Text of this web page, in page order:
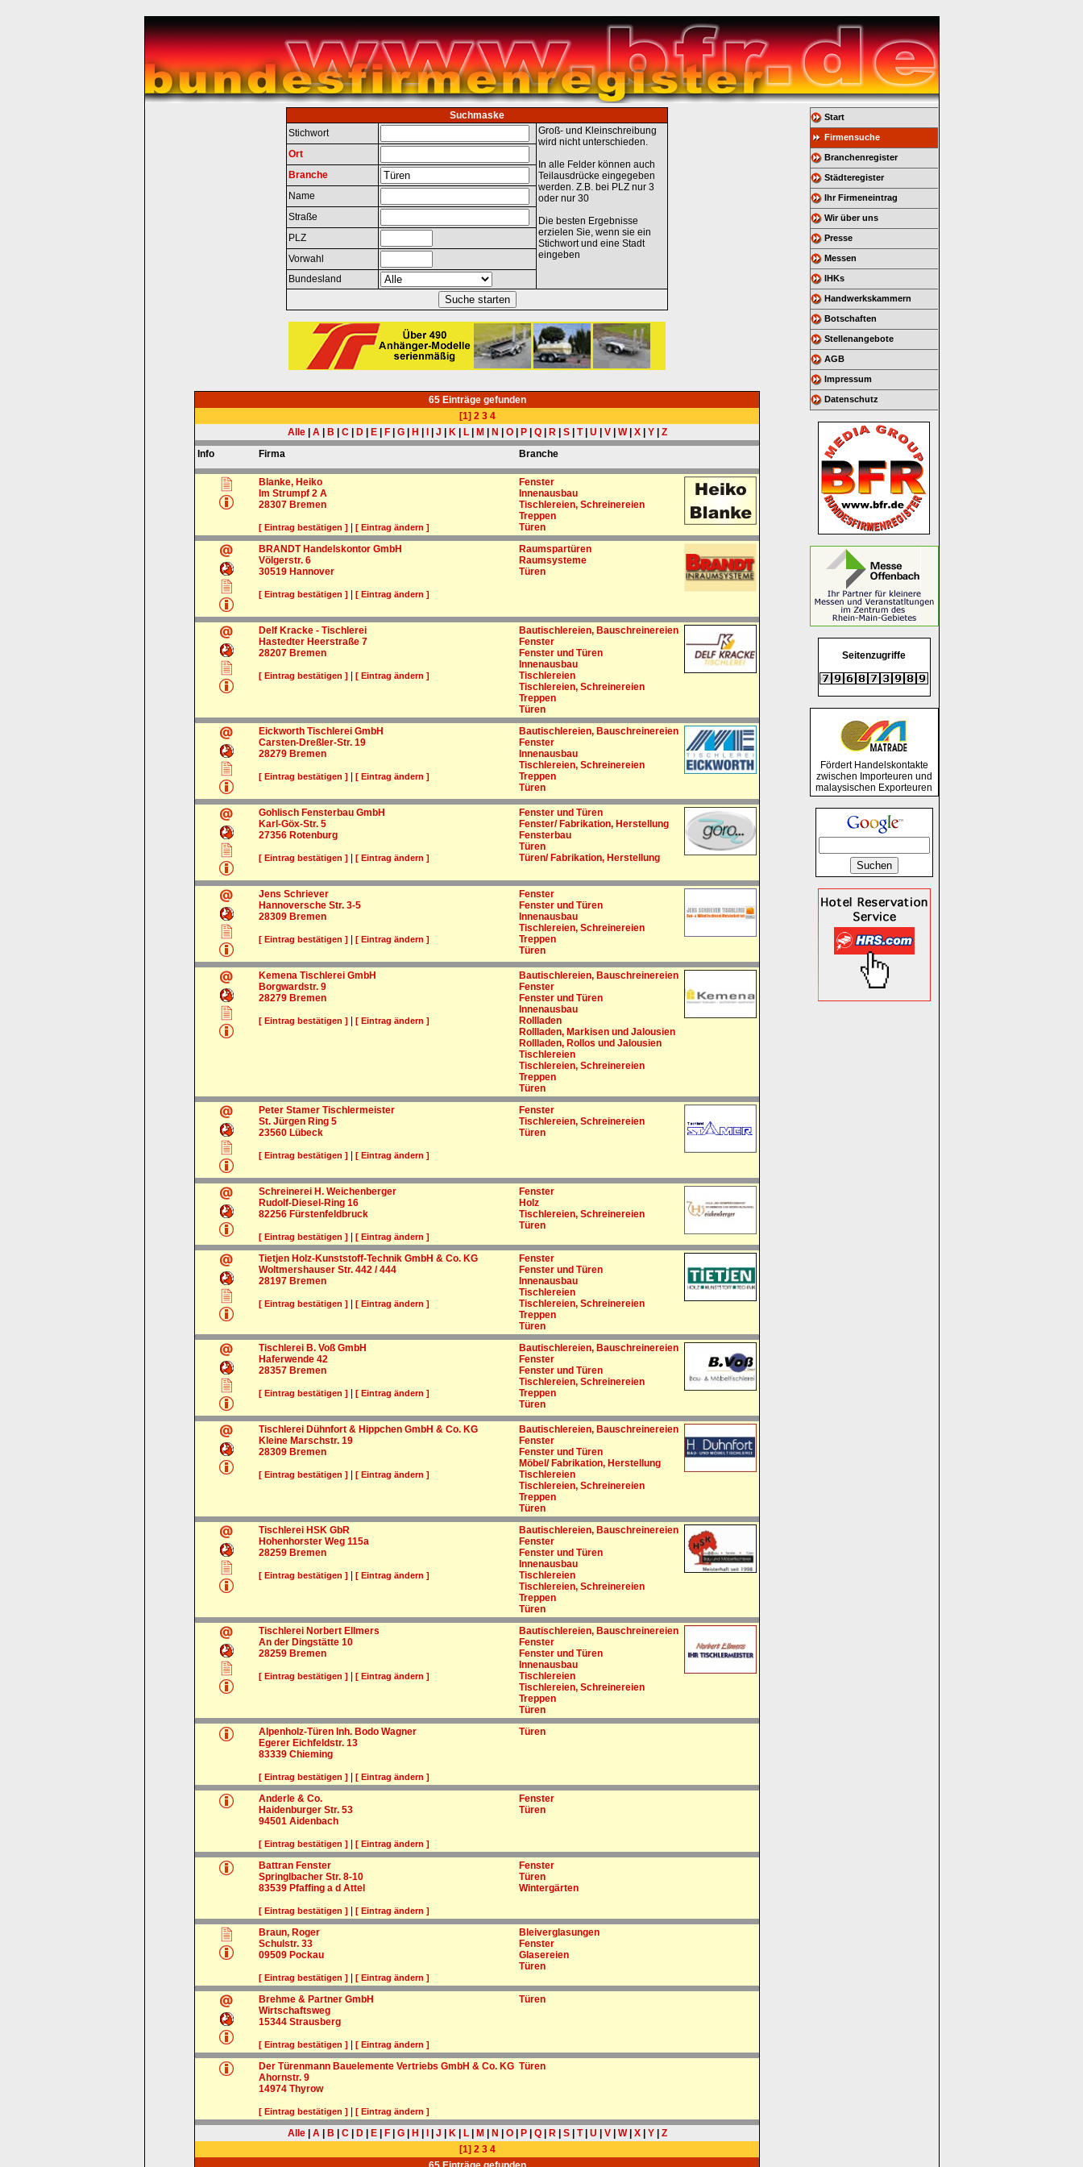
Suchmaske
Stichwort
Groß- und Kleinschreibung
wird nicht unterschieden.
In alle Felder können auch
Teilausdrücke eingegeben
werden. Z.B. bei PLZ nur 3
oder nur 30
Die besten Ergebnisse
erzielen Sie, wenn sie ein
Stichwort und eine Stadt
eingeben
Ort
Branche
Name
Straße
PLZ
Vorwahl
Bundesland
65 Einträge gefunden
[1] 2 3 4
Alle| A| B C| D| E| F| G| H J K| L| M N O| P| Q| R| S| T| U V| W| X| Y| Z
Info
Firma Branche
Blanke, Heiko
Im Strumpf 2 A
28307 Bremen
[ Eintrag bestätigen ] [ Eintrag ändern ]
Fenster
Innenausbau
Tischlereien, Schreinereien
Treppen
Türen
BRANDT Handelskontor GmbH
Völgerstr. 6
30519 Hannover
[ Eintrag bestätigen ] [ Eintrag ändern ]
Raumspartüren
Raumsysteme
Türen
Delf Kracke - Tischlerei
Hastedter Heerstraße 7
28207 Bremen
[ Eintrag bestätigen ] [ Eintrag ändern ]
Bautischlereien, Bauschreinereien
Fenster
Fenster und Türen
Innenausbau
Tischlereien
Tischlereien, Schreinereien
Treppen
Türen
Eickworth Tischlerei GmbH
Carsten-Dreßler-Str. 19
28279 Bremen
[ Eintrag bestätigen ] [ Eintrag ändern ]
Bautischlereien, Bauschreinereien
Fenster
Innenausbau
Tischlereien, Schreinereien
Treppen
Türen
Gohlisch Fensterbau GmbH
Karl-Göx-Str. 5
27356 Rotenburg
[ Eintrag bestätigen ] [ Eintrag ändern ]
Fenster und Türen
Fenster/ Fabrikation, Herstellung
Fensterbau
Türen
Türen/ Fabrikation, Herstellung
Jens Schriever
Hannoversche Str. 3-5
28309 Bremen
[ Eintrag bestätigen ] [ Eintrag ändern ]
Fenster
Fenster und Türen
Innenausbau
Tischlereien, Schreinereien
Treppen
Türen
Kemena Tischlerei GmbH
Borgwardstr. 9
28279 Bremen
[ Eintrag bestätigen ] [ Eintrag ändern ]
Bautischlereien, Bauschreinereien
Fenster
Fenster und Türen
Innenausbau
Rollladen
Rollladen, Markisen und Jalousien
Rollladen, Rollos und Jalousien
Tischlereien
Tischlereien, Schreinereien
Treppen
Türen
Peter Stamer Tischlermeister
St. Jürgen Ring 5
23560 Lübeck
[ Eintrag bestätigen ] [ Eintrag ändern ]
Fenster
Tischlereien, Schreinereien
Türen
Schreinerei H. Weichenberger
Rudolf-Diesel-Ring 16
82256 Fürstenfeldbruck
[ Eintrag bestätigen ] [ Eintrag ändern ]
Fenster
Holz
Tischlereien, Schreinereien
Türen
Tietjen Holz-Kunststoff-Technik GmbH & Co. KG
Woltmershauser Str. 442 / 444
28197 Bremen
[ Eintrag bestätigen ] [ Eintrag ändern ]
Fenster
Fenster und Türen
Innenausbau
Tischlereien
Tischlereien, Schreinereien
Treppen
Türen
Tischlerei B. Voß GmbH
Haferwende 42
28357 Bremen
[ Eintrag bestätigen ] [ Eintrag ändern ]
Bautischlereien, Bauschreinereien
Fenster
Fenster und Türen
Tischlereien, Schreinereien
Treppen
Türen
Tischlerei Dühnfort & Hippchen GmbH & Co. KG
Kleine Marschstr. 19
28309 Bremen
[ Eintrag bestätigen ] [ Eintrag ändern ]
Bautischlereien, Bauschreinereien
Fenster
Fenster und Türen
Möbel/ Fabrikation, Herstellung
Tischlereien
Tischlereien, Schreinereien
Treppen
Türen
Tischlerei HSK GbR
Hohenhorster Weg 115a
28259 Bremen
[ Eintrag bestätigen ] [ Eintrag ändern ]
Bautischlereien, Bauschreinereien
Fenster
Fenster und Türen
Innenausbau
Tischlereien
Tischlereien, Schreinereien
Treppen
Türen
Tischlerei Norbert Ellmers
An der Dingstätte 10
28259 Bremen
[ Eintrag bestätigen ] [ Eintrag ändern ]
Bautischlereien, Bauschreinereien
Fenster
Fenster und Türen
Innenausbau
Tischlereien
Tischlereien, Schreinereien
Treppen
Türen
Alpenholz-Türen Inh. Bodo Wagner
Egerer Eichfeldstr. 13
83339 Chieming
[ Eintrag bestätigen ] [ Eintrag ändern ]
Türen
Anderle & Co.
Haidenburger Str. 53
94501 Aidenbach
[ Eintrag bestätigen ] [ Eintrag ändern ]
Fenster
Türen
Battran Fenster
Springlbacher Str. 8-10
83539 Pfaffing a d Attel
[ Eintrag bestätigen ] [ Eintrag ändern ]
Fenster
Türen
Wintergärten
Braun, Roger
Schulstr. 33
09509 Pockau
[ Eintrag bestätigen ] [ Eintrag ändern ]
Bleiverglasungen
Fenster
Glasereien
Türen
Brehme & Partner GmbH
Wirtschaftsweg
15344 Strausberg
[ Eintrag bestätigen ] [ Eintrag ändern ]
Türen
Der Türenmann Bauelemente Vertriebs GmbH & Co. KG
Ahornstr. 9
14974 Thyrow
[ Eintrag bestätigen ] [ Eintrag ändern ]
Türen
Alle| A| B C| D| E| F| G| H J K| L| M N O| P| Q| R| S| T| U V| W| X| Y| Z
[1] 2 3 4
Start
Firmensuche
Branchenregister
Städteregister
Ihr Firmeneintrag
Wir über uns
Presse
Messen
IHKs
Handwerkskammern
Botschaften
Stellenangebote
AGB
Impressum
Datenschutz
Seitenzugriffe
Fördert Handelskontakte
zwischen Importeuren und
malaysischen Exporteuren